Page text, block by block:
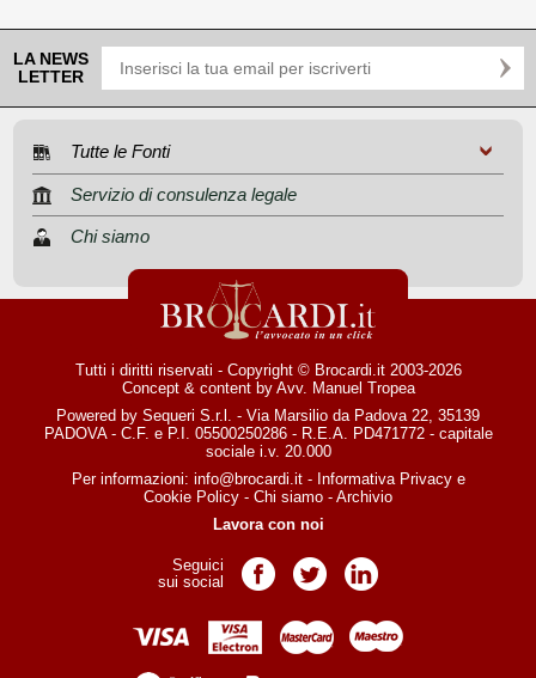
LA NEWS
LETTER
Tutte le Fonti
Servizio di consulenza legale
Chi siamo
Tutti i diritti riservati - Copyright © Brocardi.it 2003-2026
Concept & content by Avv. Manuel Tropea
Powered by Sequeri S.r.l. - Via Marsilio da Padova 22, 35139
PADOVA - C.F. e P.I. 05500250286 - R.E.A. PD471772 - capitale
sociale i.v. 20.000
Per informazioni: info@brocardi.it- Informativa Privacye
Cookie Policy - Chi siamo - Archivio
Lavora con noi
Seguici
sui social
Pagina Facebook
Pagina TwitterPagina LinkedIn